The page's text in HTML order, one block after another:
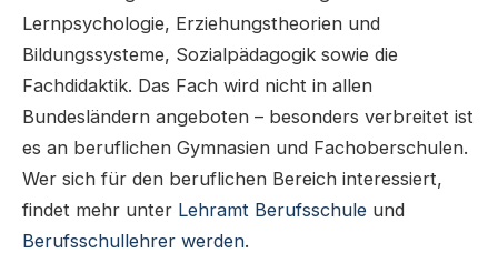
Lernpsychologie, Erziehungstheorien und
Bildungssysteme, Sozialpädagogik sowie die
Fachdidaktik. Das Fach wird nicht in allen
Bundesländern angeboten – besonders verbreitet ist
es an beruflichen Gymnasien und Fachoberschulen.
Wer sich für den beruflichen Bereich interessiert,
findet mehr unter Lehramt Berufsschule und
Berufsschullehrer werden.